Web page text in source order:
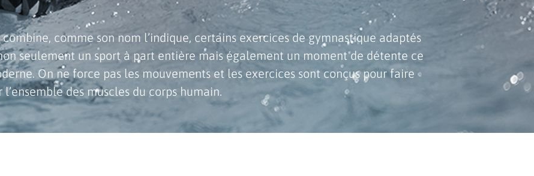
comme son nom l’indique, certains exercices de gymnastique adaptés
seulement un sport à part entière mais également un moment de détente ce
On ne force pas les mouvements et les exercices sont conçus pour faire
des muscles du corps humain.